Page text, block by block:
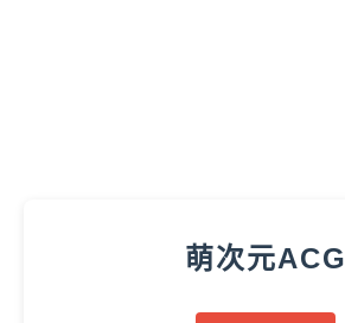
萌次元ACG